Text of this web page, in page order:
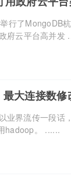
行了MongoDB
府云平台高并发
大连接数修
业界流传一段话
hadoop。 ......